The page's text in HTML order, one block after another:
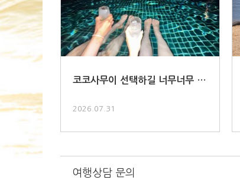
코코사무이 선택하길 너무너무 잘
2026.07.31
여행상담 문의